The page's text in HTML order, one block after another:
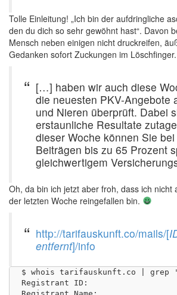
Tolle Einleitung! „Ich bin der aufdringliche
den du dich so sehr gewöhnt hast“. Davon
Mensch neben einigen nicht druckreifen,
Gedanken sofort Zuckungen im Löschfinger.
[…] haben wir auch diese
die neuesten PKV-Angebote
und Nieren überprüft. Dabei
erstaunliche Resultate
dieser Woche können Sie
Beiträgen bis zu 65 Prozent
gleichwertigem
Oh, da bin ich jetzt aber froh, dass ich nicht
der letzten Woche reingefallen bin.
http://tarifauskunft.co/mails/[
entfernt]/info
$ whois tarifauskunft.co | grep
Registrant ID: